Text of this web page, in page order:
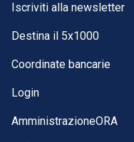
Iscriviti alla newsletter
Destina il 5x1000
Coordinate bancarie
Login
AmministrazioneORA